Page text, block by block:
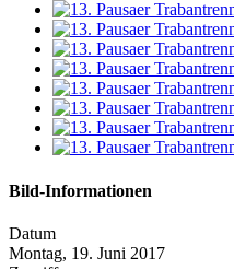
Bild-Informationen
Datum
Montag, 19. Juni 2017